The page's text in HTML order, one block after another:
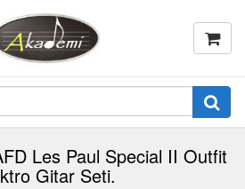
Les Paul Special II Outfit
Gitar Seti.